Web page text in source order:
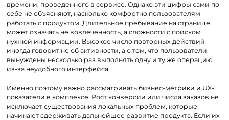
времени, проведенного в сервисе. Однако эти цифры сами по
себе не объясняют, насколько комфортно пользователям
работать с продуктом. Длительное пребывание на странице
может означать не вовлеченность, а сложности с поиском
нужной информации. Высокое число повторных действий
иногда говорит не об активности, а о том, что пользователи
вынуждены несколько раз выполнять одну и ту же операцию
из-за неудобного интерфейса.
Именно поэтому важно рассматривать бизнес-метрики и UX-
показатели в комплексе. Рост конверсии или числа заказов не
исключает существования локальных проблем, которые
начинают сдерживать дальнейшее развитие продукта. Если их